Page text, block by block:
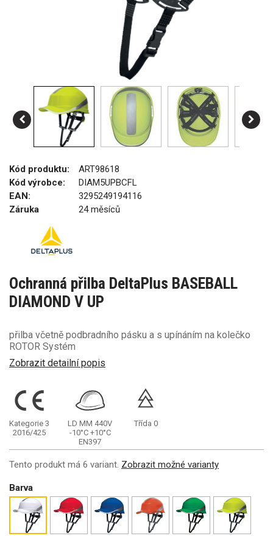
Kód produktu:
ART98618
Kód výrobce:
DIAM5UPBCFL
EAN:
3295249194116
Záruka
24 měsíců
Ochranná přilba DeltaPlus BASEBALL
DIAMOND V UP
přilba včetně podbradního pásku a s upínáním na kolečko
ROTOR Systém
Zobrazit detailní popis
Kategorie 3
2016/425
LD MM 440V
-10°C +10°C
EN397
Třída 0
Tento produkt má 6 variant. Zobrazit možné varianty
Barva